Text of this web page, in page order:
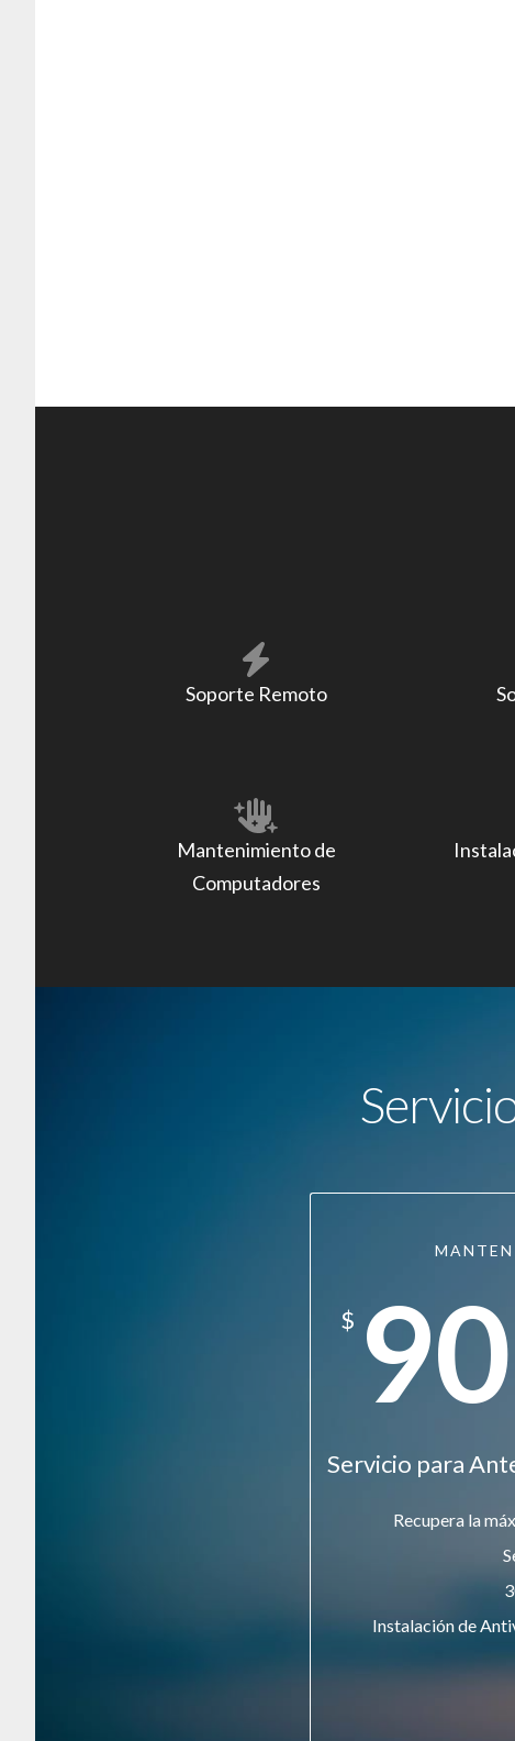
Soporte Remoto
Mantenimiento de
Computadores
$
Servicio para
Recupera la
Instalación de